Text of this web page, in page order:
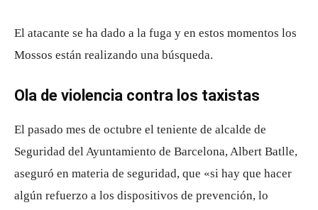
El atacante se ha dado a la fuga y en estos momentos los
Mossos están realizando una búsqueda.
Ola de violencia contra los taxistas
El pasado mes de octubre el teniente de alcalde de
Seguridad del Ayuntamiento de Barcelona, Albert Batlle,
aseguró en materia de seguridad, que «si hay que hacer
algún refuerzo a los dispositivos de prevención, lo